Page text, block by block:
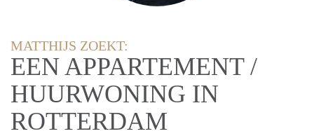
MATTHIJS ZOEKT:
EEN APPARTEMENT /
HUURWONING IN
ROTTERDAM